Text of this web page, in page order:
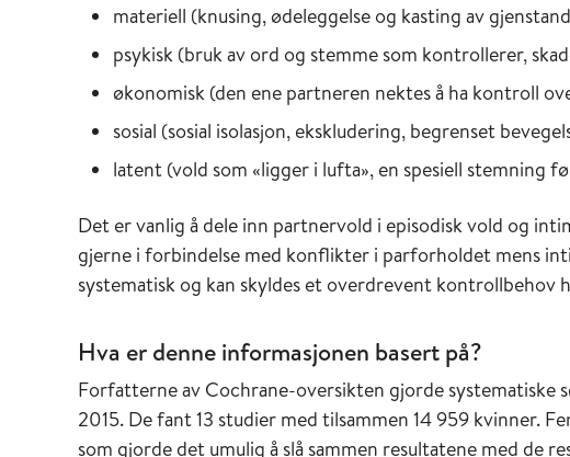
materiell (knusing, ødeleggelse og kasting av
psykisk (bruk av ord og stemme som kontrollerer,
økonomisk (den ene partneren nektes å ha kontroll
sosial (sosial isolasjon, ekskludering, begrenset
latent (vold som «ligger i lufta», en spesiell stemning
Det er vanlig å dele inn partnervold i episodisk vold og
gjerne i forbindelse med konflikter i parforholdet mens
systematisk og kan skyldes et overdrevent kontrollbehov
Hva er denne informasjonen basert på?
Forfatterne av Cochrane-oversikten gjorde systematiske
2015. De fant 13 studier med tilsammen 14 959 kvinner.
som gjorde det umulig å slå sammen resultatene med de